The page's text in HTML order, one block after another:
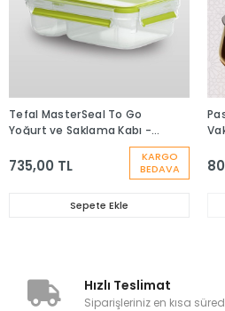
KARGO
BEDAVA
Tefal MasterSeal To Go
Yoğurt ve Saklama Kabı -
735,00 TL
Sepete Ekle
Hızlı Teslimat
Siparişleriniz en kısa